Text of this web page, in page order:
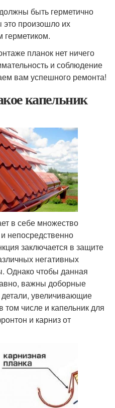
быть герметично
это произошло их
планок нет ничего
и соблюдение
вам успешного ремонта!
капельник
в себе множество
непосредственно
заключается в защите
негативных
Однако чтобы данная
важны доборные
увеличивающие
том числе и капельник для
и карниз от